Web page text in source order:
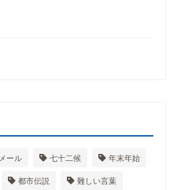
メール 七十二候 年末年始
都市伝説 難しい言葉